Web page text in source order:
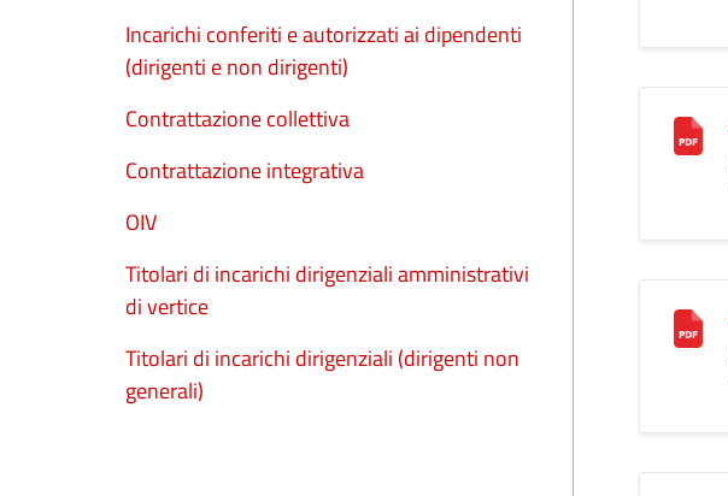
Incarichi conferiti e autorizzati ai dipendenti
(dirigenti e non dirigenti)
Contrattazione collettiva
Contrattazione integrativa
OIV
Titolari di incarichi dirigenziali amministrativi
di vertice
Titolari di incarichi dirigenziali (dirigenti non
generali)